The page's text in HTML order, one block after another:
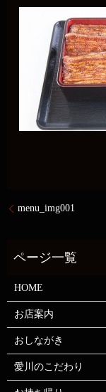
menu_img001
HOME
お店案内
おしながき
愛川のこだわり